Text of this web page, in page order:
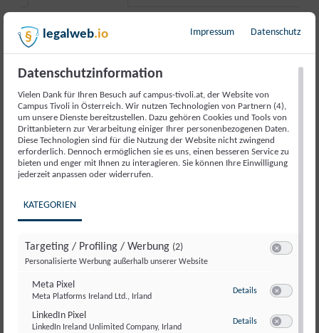
Beschreibung
Die europäische Start-up-Landschaft kämpft seit
Jahren mit überbordender Bürokratie, zersplitterten
Märkten und regulatorischer Trägheit. Während in den
USA oder Asien junge Unternehmen rasch skalieren,
bleibt in Europa oft der Papierstapel höher als das
Wachstumspotenzial.
besetzten Diskussion, wie Deregulierung, gemeinsame
europäische Lösungen und ein neues Gründer-Mindset
Europa wieder zum Gründungszentrum machen können.
Park, Bundesminister a. D.) erwartet ihr ein spannendes
Politik, Venture Capital und dem Start-up-Ökosystem.
legalweb.io Impressum Datenschutz
Datenschutzinformation
Vielen Dank für Ihren Besuch auf campus-tivoli.at, der Website von
Campus Tivoli in Österreich. Wir nutzen Technologien von Partnern (4),
um unsere Dienste bereitzustellen. Dazu gehören Cookies und Tools von
Drittanbietern zur Verarbeitung einiger Ihrer personenbezogenen Daten.
Diese Technologien sind für die Nutzung der Website nicht zwingend
erforderlich. Dennoch ermöglichen sie es uns, einen besseren Service zu
bieten und enger mit Ihnen zu interagieren. Sie können Ihre Einwilligung
jederzeit anpassen oder widerrufen.
KATEGORIEN
Targeting / Profiling / Werbung (2)
Personalisierte Werbung außerhalb unserer Website
Meta Pixel
Meta Platforms Ireland Ltd., Irland
Details zu Meta Pixel
LinkedIn Pixel
LinkedIn Ireland Unlimited Company, Irland
Details zu LinkedIn Pixel